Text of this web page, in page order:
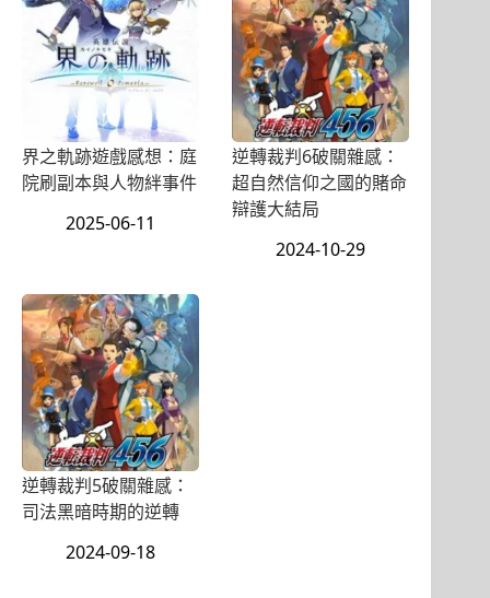
界之軌跡遊戲感想：庭
院刷副本與人物絆事件
2025-06-11
逆轉裁判6破關雜感：
超自然信仰之國的賭命
辯護大結局
2024-10-29
逆轉裁判5破關雜感：
司法黑暗時期的逆轉
2024-09-18